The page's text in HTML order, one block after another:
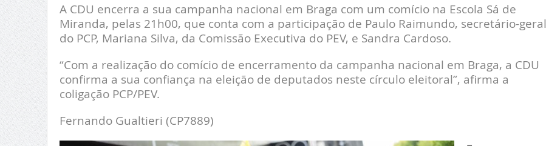
A CDU encerra a sua campanha nacional em Braga com um comício na Escola Sá de
Miranda, pelas 21h00, que conta com a participação de Paulo Raimundo, secretário-geral
do PCP, Mariana Silva, da Comissão Executiva do PEV, e Sandra Cardoso.
“Com a realização do comício de encerramento da campanha nacional em Braga, a CDU
confirma a sua confiança na eleição de deputados neste círculo eleitoral”, afirma a
coligação PCP/PEV.
Fernando Gualtieri (CP7889)